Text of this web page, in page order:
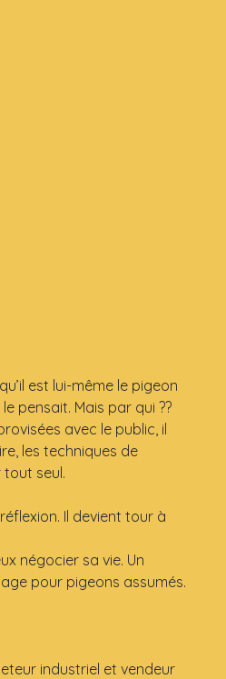
est lui-même le pigeon
pensait. Mais par qui ??
avec le public, il
les techniques de
seul.
Il devient tour à
négocier sa vie. Un
pour pigeons assumés.
industriel et vendeur